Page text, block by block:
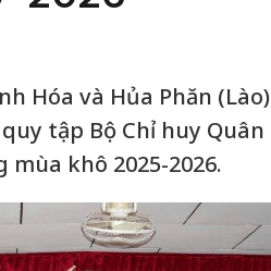
Hóa và Hủa Phăn
tập Bộ Chỉ huy
khô 2025-2026.